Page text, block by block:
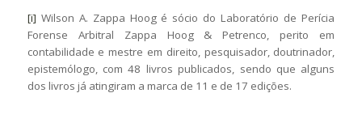
[i] Wilson A. Zappa Hoog é sócio do Laboratório de Perícia
Forense Arbitral Zappa Hoog & Petrenco, perito em
contabilidade e mestre em direito, pesquisador, doutrinador,
epistemólogo, com 48 livros publicados, sendo que alguns
dos livros já atingiram a marca de 11 e de 17 edições.